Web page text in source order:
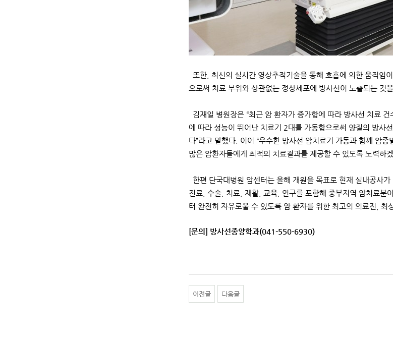
또한, 최신의 실시간 영상추적기술을 통해 호흡에 의한 움직임
으로써 치료 부위와 상관없는 정상세포에 방사선이 노출되는 것
김재일 병원장은 “최근 암 환자가 증가함에 따라 방사선 치료
에 따라 성능이 뛰어난 치료기 2대를 가동함으로써 양질의 방사
다”라고 말했다. 이어 “우수한 방사선 암치료기 가동과 함께 암
많은 암환자들에게 최적의 치료결과를 제공할 수 있도록 노력하
한편 단국대병원 암센터는 올해 개원을 목표로 현재 실내공사
진료, 수술, 치료, 재활, 교육, 연구를 포함해 중부지역 암치료분
터 완전히 자유로울 수 있도록 암 환자를 위한 최고의 의료진,
[문의] 방사선종양학과(041-550-6930)
이전글 다음글